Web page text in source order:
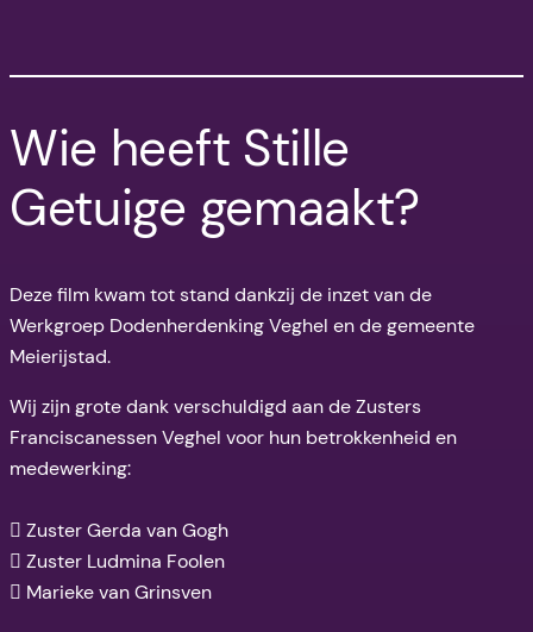
Wie heeft Stille
Getuige gemaakt?
Deze film kwam tot stand dankzij de inzet van de
Werkgroep Dodenherdenking Veghel en de gemeente
Meierijstad.
Wij zijn grote dank verschuldigd aan de Zusters
Franciscanessen Veghel voor hun betrokkenheid en
medewerking:
 Zuster Gerda van Gogh
 Zuster Ludmina Foolen
 Marieke van Grinsven